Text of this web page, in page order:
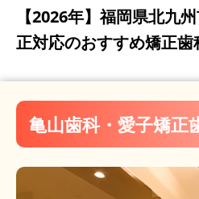
医療法人将和会 ケイ
ック到津
医療法人 井上秀人歯
湯川
医療法人将和会 うり
ニック
医療法人 永樹会 松野
【2026年】福岡県北九
正対応のおすすめ矯正歯
亀山歯科・愛子矯正